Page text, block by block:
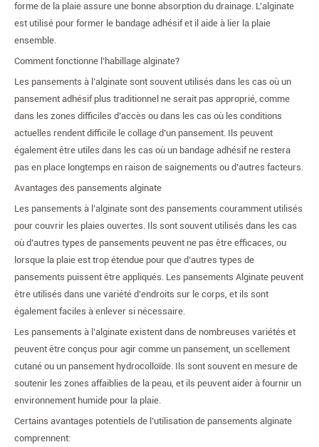
forme de la plaie assure une bonne absorption du drainage. L’alginate
est utilisé pour former le bandage adhésif et il aide à lier la plaie
ensemble.
Comment fonctionne l’habillage alginate?
Les pansements à l’alginate sont souvent utilisés dans les cas où un
pansement adhésif plus traditionnel ne serait pas approprié, comme
dans les zones difficiles d’accès ou dans les cas où les conditions
actuelles rendent difficile le collage d’un pansement. Ils peuvent
également être utiles dans les cas où un bandage adhésif ne restera
pas en place longtemps en raison de saignements ou d’autres facteurs.
Avantages des pansements alginate
Les pansements à l’alginate sont des pansements couramment utilisés
pour couvrir les plaies ouvertes. Ils sont souvent utilisés dans les cas
où d’autres types de pansements peuvent ne pas être efficaces, ou
lorsque la plaie est trop étendue pour que d’autres types de
pansements puissent être appliqués. Les pansements Alginate peuvent
être utilisés dans une variété d’endroits sur le corps, et ils sont
également faciles à enlever si nécessaire.
Les pansements à l’alginate existent dans de nombreuses variétés et
peuvent être conçus pour agir comme un pansement, un scellement
cutané ou un pansement hydrocolloïde. Ils sont souvent en mesure de
soutenir les zones affaiblies de la peau, et ils peuvent aider à fournir un
environnement humide pour la plaie.
Certains avantages potentiels de l’utilisation de pansements alginate
comprennent: